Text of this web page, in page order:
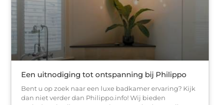
Een uitnodiging tot ontspanning bij Philippo
Bent u op zoek naar een luxe badkamer ervaring? Kijk
dan niet verder dan Philippo.info! Wij bieden